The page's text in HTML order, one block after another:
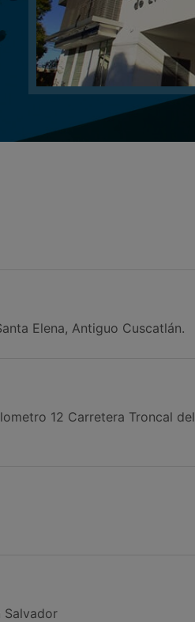
Elena, Antiguo Cuscatlán.
12 Carretera Troncal del
Salvador